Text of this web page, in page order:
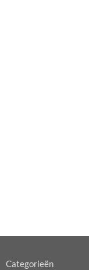
Categorieën